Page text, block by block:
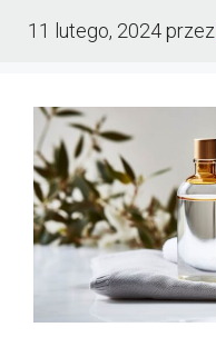
11 lutego, 2024przez